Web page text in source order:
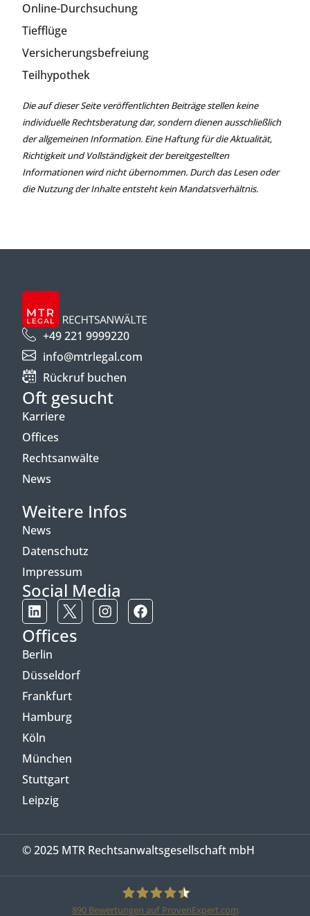
Online-Durchsuchung
Tiefflüge
Versicherungsbefreiung
Teilhypothek
Die auf dieser Seite veröffentlichten Beiträge stellen keine
individuelle Rechtsberatung dar, sondern dienen ausschließlich
der allgemeinen Information. Eine Haftung für die Aktualität,
Richtigkeit und Vollständigkeit der bereitgestellten
Informationen wird nicht übernommen. Durch das Lesen oder
die Nutzung der Inhalte entsteht kein Mandatsverhältnis.
+49 221 9999220
info@mtrlegal.com
Rückruf buchen
Oft gesucht
Karriere
Offices
Rechtsanwälte
News
Weitere Infos
News
Datenschutz
Impressum
Social Media
Offices
Berlin
Düsseldorf
Frankfurt
Hamburg
Köln
München
Stuttgart
Leipzig
© 2025 MTR Rechtsanwaltsgesellschaft mbH
890Bewertungen auf ProvenExpert.com